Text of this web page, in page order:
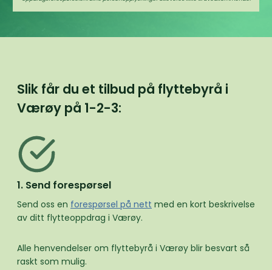
Slik får du et tilbud på flyttebyrå i
Værøy på 1-2-3:
1. Send forespørsel
Send oss en forespørsel på nett med en kort beskrivelse
av ditt flytteoppdrag i Værøy.
Alle henvendelser om flyttebyrå i Værøy blir besvart så
raskt som mulig.